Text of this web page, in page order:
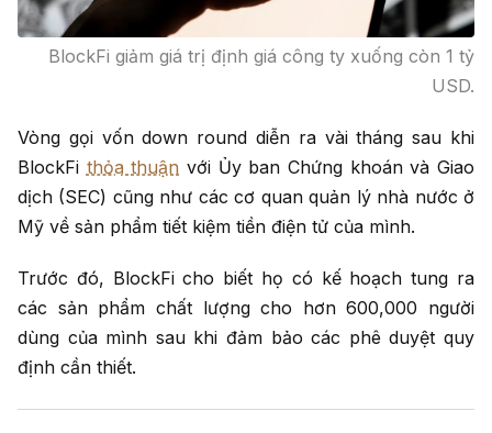
BlockFi giảm giá trị định giá công ty xuống còn 1 tỷ
USD.
Vòng gọi vốn down round diễn ra vài tháng sau khi
BlockFi thỏa thuận với Ủy ban Chứng khoán và Giao
dịch (SEC) cũng như các cơ quan quản lý nhà nước ở
Mỹ về sản phẩm tiết kiệm tiền điện tử của mình.
Trước đó, BlockFi cho biết họ có kế hoạch tung ra
các sản phẩm chất lượng cho hơn 600,000 người
dùng của mình sau khi đảm bảo các phê duyệt quy
định cần thiết.